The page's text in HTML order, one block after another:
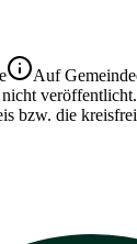
Auf
bzw. die